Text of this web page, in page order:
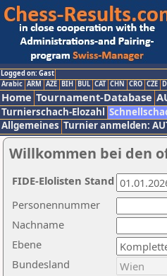
Logged on: Gast
Arabic ARM AZE BIH BUL CAT CHN CRO CZE
Home Tournament-Database
Turnierschach-Elozahl
Allgemeines Turnier anmelden:
Willkommen bei den
Nachname
Ebene
Personennummer
Bundesland
FIDE-Elolisten Stand